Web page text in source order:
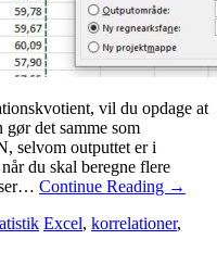
vil du opdage at
det samme som
selvom outputtet er i
du skal beregne flere
Continue Reading →
Excel, korrelationer,